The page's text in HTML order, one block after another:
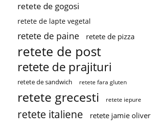
retete de gogosi
retete de lapte vegetal
retete de paine retete de pizza
retete de post
retete de prajituri
retete de sandwich retete fara gluten
retete grecesti retete iepure
retete italiene retete jamie oliver